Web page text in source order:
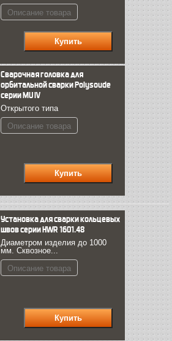
Описание товара
Сварочная головка для
орбитальной сварки Polysoude
серии MU IV
Открытого типа
Описание товара
Установка для сварки кольцевых
швов серии HWR 1601.48
Диаметром изделия до 1000
мм. Сквозное...
Описание товара